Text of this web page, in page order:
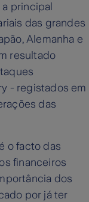
principal
das grandes
Alemanha e
resultado
- registados em
das
o facto das
financeiros
dos
por já ter